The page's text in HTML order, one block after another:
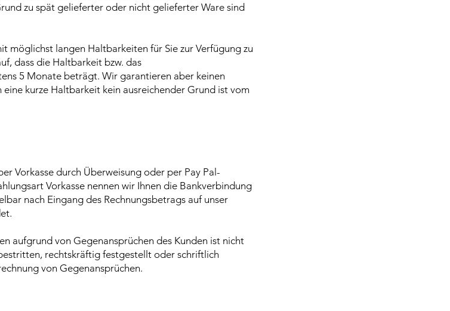
zu spät gelieferter oder nicht gelieferter Ware sind
möglichst langen Haltbarkeiten für Sie zur Verfügung zu
dass die Haltbarkeit bzw. das
5 Monate beträgt. Wir garantieren aber keinen
kurze Haltbarkeit kein ausreichender Grund ist vom
Vorkasse durch Überweisung oder per Pay Pal-
Vorkasse nennen wir Ihnen die Bankverbindung
nach Eingang des Rechnungsbetrags auf unser
aufgrund von Gegenansprüchen des Kunden ist nicht
rechtskräftig festgestellt oder schriftlich
von Gegenansprüchen.